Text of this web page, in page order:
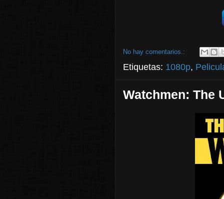
No hay comentarios.:
Etiquetas: 1080p,
Watchmen: The